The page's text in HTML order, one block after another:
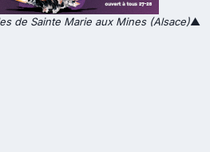
de Sainte Marie aux Mines (Alsace)▲